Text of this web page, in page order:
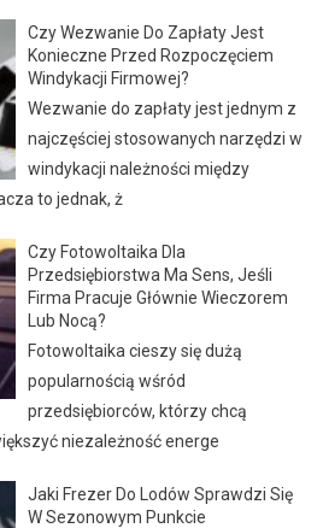
Czy Wezwanie Do Zapłaty Jest
Konieczne Przed Rozpoczęciem
Windykacji Firmowej?
Wezwanie do zapłaty jest jednym z
najczęściej stosowanych narzędzi w
windykacji należności między
to jednak, ż
Czy Fotowoltaika Dla
Przedsiębiorstwa Ma Sens, Jeśli
Firma Pracuje Głównie Wieczorem
Lub Nocą?
Fotowoltaika cieszy się dużą
popularnością wśród
przedsiębiorców, którzy chcą
niezależność energe
Jaki Frezer Do Lodów Sprawdzi Się
W Sezonowym Punkcie